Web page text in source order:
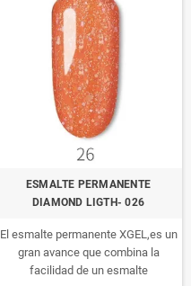
ESMALTE PERMANENTE
DIAMOND LIGTH- 026
El esmalte permanente XGEL,es un
gran avance que combina la
facilidad de un esmalte